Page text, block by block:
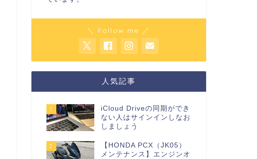
＼ Follow me ／
人気記事
1
iCloud Driveの同期ができ
ない人はサインインしなお
しましょう
2
【HONDA PCX（JK05）
メンテナンス】エンジンオ